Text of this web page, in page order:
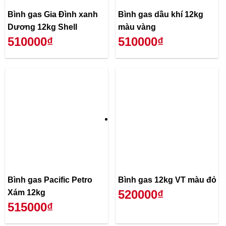
Bình gas Gia Đình xanh
Dương 12kg Shell
510000₫
Bình gas dầu khí 12kg
màu vàng
510000₫
Bình gas Pacific Petro
Xám 12kg
515000₫
Bình gas 12kg VT màu đỏ
520000₫